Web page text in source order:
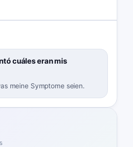
cuáles eran mis
meine Symptome seien.